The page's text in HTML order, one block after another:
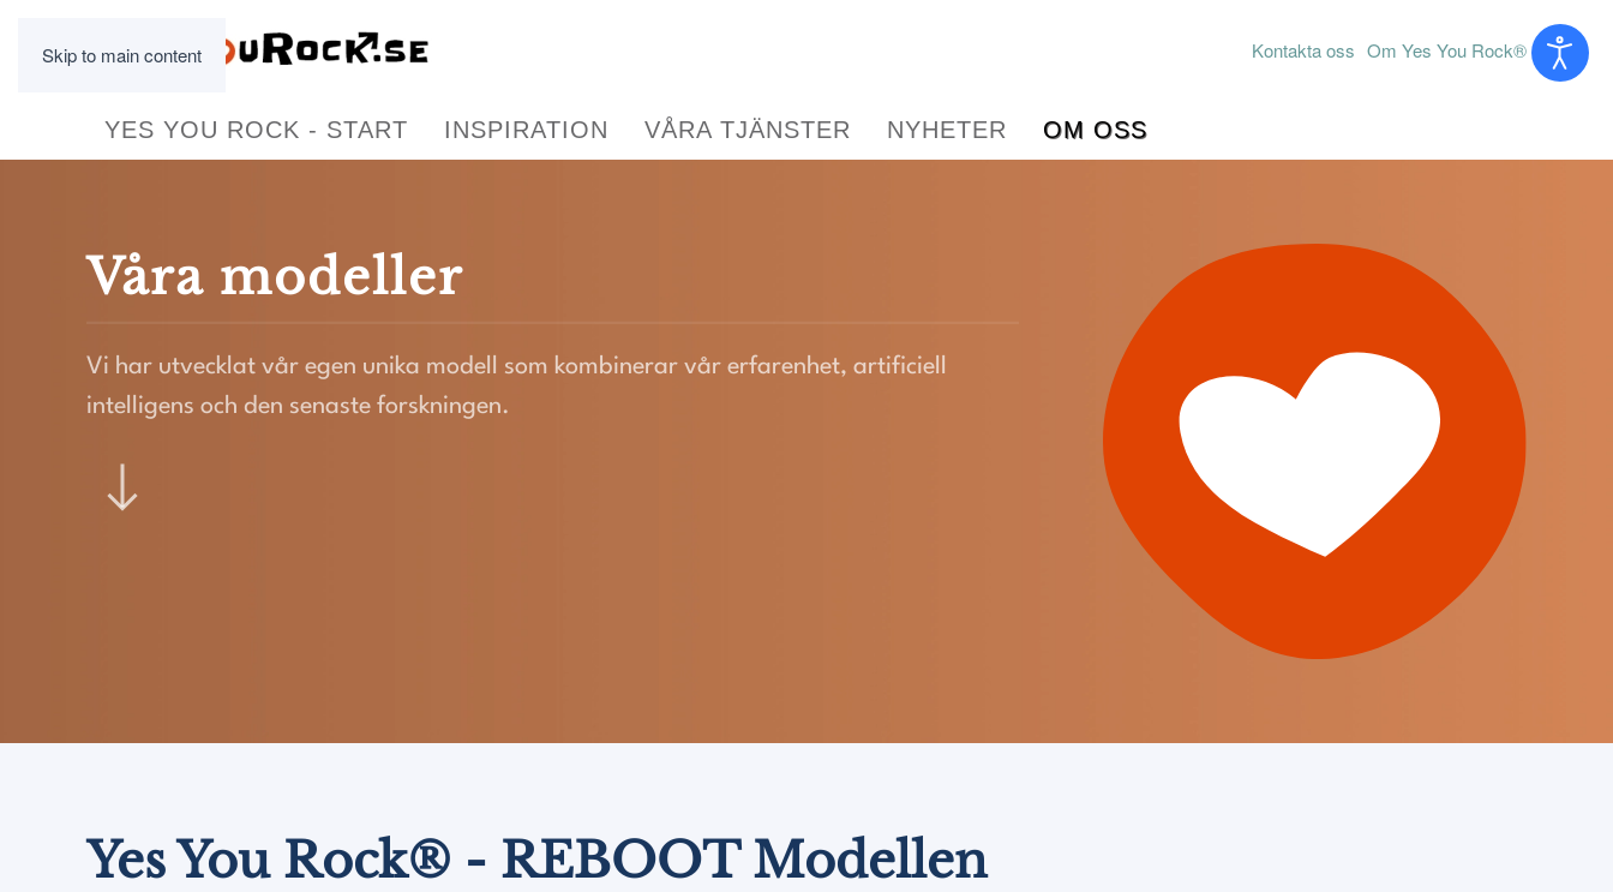
Skip to main content Kontakta oss Om Yes You Rock®
YES YOU ROCK - START INSPIRATION VÅRA TJÄNSTER NYHETER OM OSS
Våra modeller
Vi har utvecklat vår egen unika modell som kombinerar vår erfarenhet, artificiell
intelligens och den senaste forskningen.
Yes You Rock® - REBOOT Modellen